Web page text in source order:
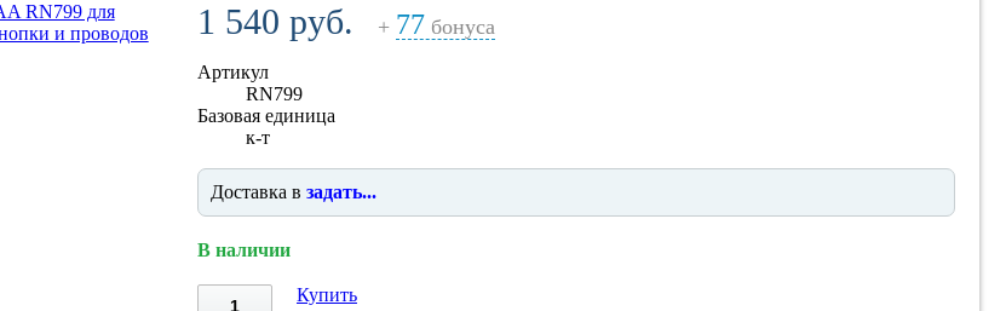
1 540 руб. + 77 бонуса
Артикул
RN799
Базовая единица
к-т
Доставка в задать...
В наличии
Купить